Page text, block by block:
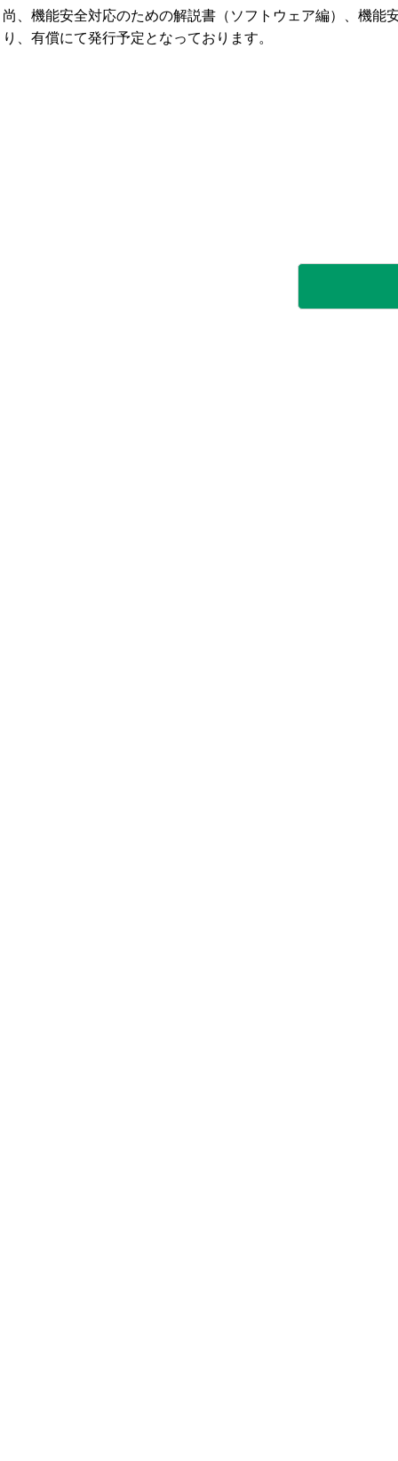
尚、機能安全対応のための解説書（ソフトウェア編）、機
り、有償にて発行予定となっております。